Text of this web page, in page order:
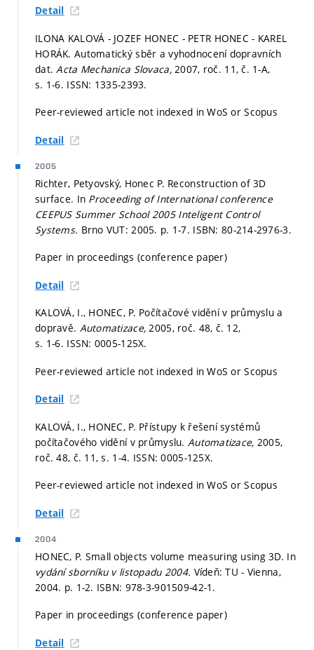
Detail
ILONA KALOVÁ - JOZEF HONEC - PETR HONEC - KAREL
HORÁK. Automatický sběr a vyhodnocení dopravních
dat.Acta Mechanica Slovaca,2007, roč. 11, č. 1-A,
s. 1-6. ISSN: 1335-2393.
Peer-reviewed article not indexed in WoS or Scopus
Detail
2005
Richter, Petyovský, Honec P. Reconstruction of 3D
surface. In Proceeding of International conference
CEEPUS Summer School 2005 Inteligent Control
Systems. Brno VUT: 2005. p. 1-7. ISBN: 80-214-2976-3.
Paper in proceedings (conference paper)
Detail
KALOVÁ, I., HONEC, P. Počítačové vidění v průmyslu a
dopravě. Automatizace,2005, roč. 48, č. 12,
s. 1-6. ISSN: 0005-125X.
Peer-reviewed article not indexed in WoS or Scopus
Detail
KALOVÁ, I., HONEC, P. Přístupy k řešení systémů
počítačového vidění v průmyslu. Automatizace, 2005,
roč. 48, č. 11,s. 1-4. ISSN: 0005-125X.
Peer-reviewed article not indexed in WoS or Scopus
Detail
2004
HONEC, P. Small objects volume measuring using 3D. In
vydání sborníku v listopadu 2004. Vídeň: TU - Vienna,
2004. p. 1-2. ISBN: 978-3-901509-42-1.
Paper in proceedings (conference paper)
Detail